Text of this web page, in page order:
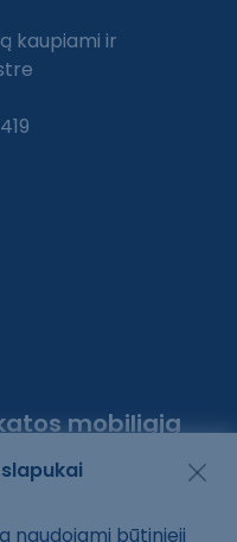
kaupiami ir
mobiliąją
naudojami būtinieji